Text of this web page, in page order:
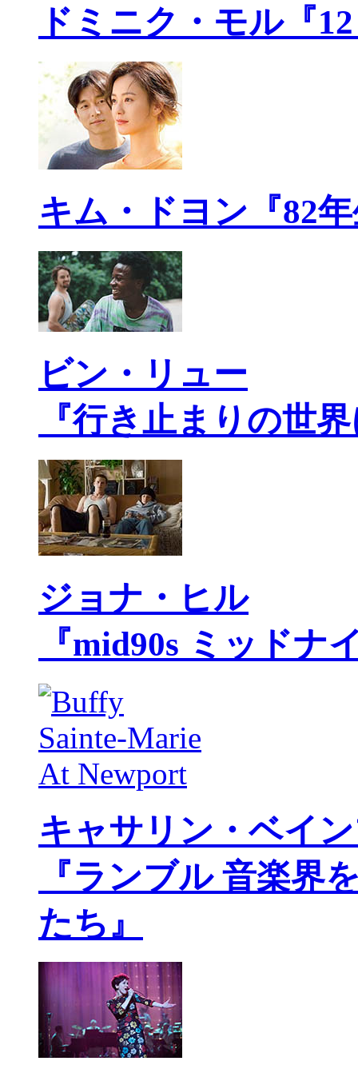
ドミニク・モル『
キム・ドヨン『82
ビン・リュー
『行き止まりの世
ジョナ・ヒル
『mid90s ミッドナ
キャサリン・ベイ
『ランブル 音楽界
たち』